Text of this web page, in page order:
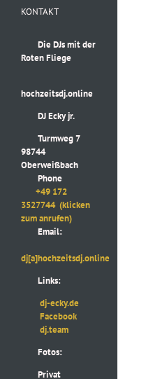
KONTAKT
Die DJs mit der
Roten Fliege
hochzeitsdj.online
DJ Ecky jr.
Turmweg 7
98744
Oberweißbach
Phone
+49 172
3527744 (klicken
zum anrufen)
Email:
dj[a]hochzeitsdj.online
Links:
dj-ecky.de
Facebook
dj.team
Fotos:
Privat